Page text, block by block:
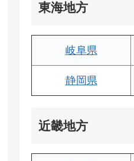
東海地方
岐阜県
静岡県
近畿地方